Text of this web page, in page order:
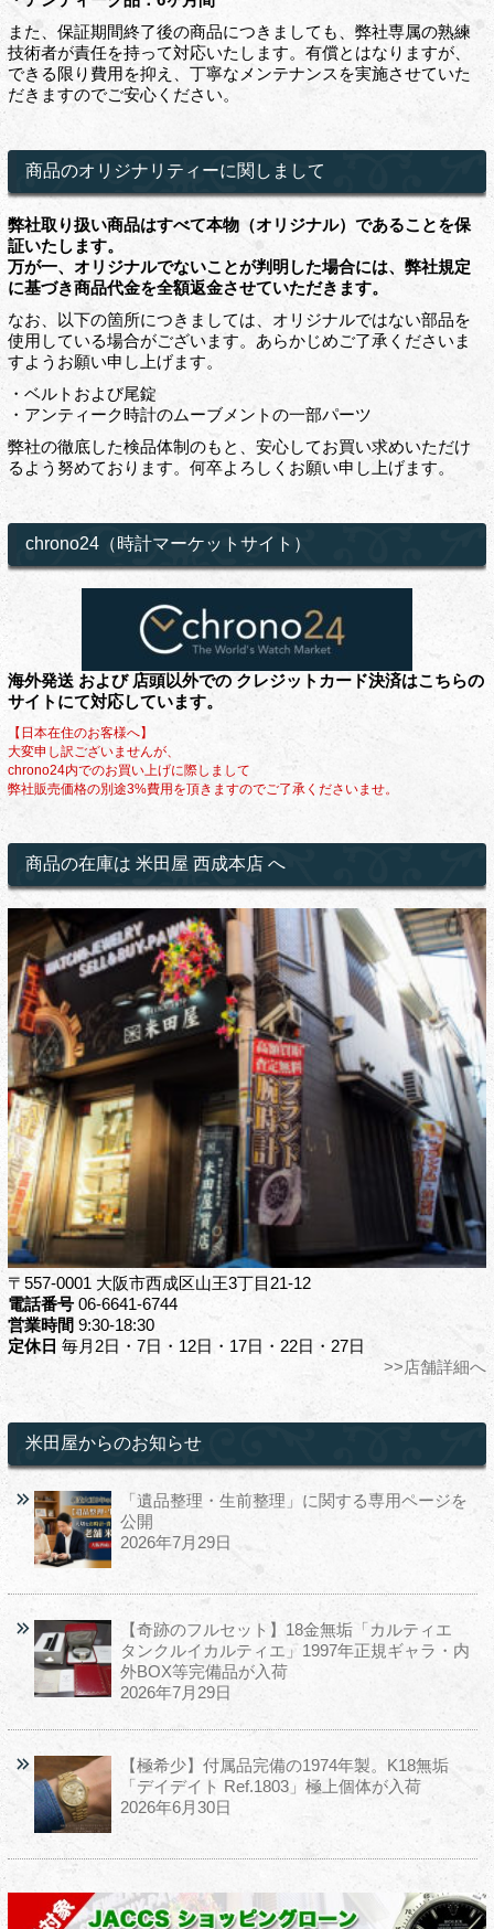
また、保証期間終了後の商品につきましても、弊社専属の熟練
技術者が責任を持って対応いたします。有償とはなりますが、
できる限り費用を抑え、丁寧なメンテナンスを実施させていた
だきますのでご安心ください。
商品のオリジナリティーに関しまして
弊社取り扱い商品はすべて本物（オリジナル）であることを保
証いたします。
万が一、オリジナルでないことが判明した場合には、弊社規定
に基づき商品代金を全額返金させていただきます。
なお、以下の箇所につきましては、オリジナルではない部品を
使用している場合がございます。あらかじめご了承くださいま
すようお願い申し上げます。
・ベルトおよび尾錠
・アンティーク時計のムーブメントの一部パーツ
弊社の徹底した検品体制のもと、安心してお買い求めいただけ
るよう努めております。何卒よろしくお願い申し上げます。
chrono24（時計マーケットサイト）
海外発送 および 店頭以外での クレジットカード決済はこちらの
サイトにて対応しています。
【日本在住のお客様へ】
大変申し訳ございませんが、
chrono24内でのお買い上げに際しまして
弊社販売価格の別途3%費用を頂きますのでご了承くださいませ。
商品の在庫は 米田屋 西成本店 へ
〒557-0001 大阪市西成区山王3丁目21-12
電話番号06-6641-6744
営業時間 9:30-18:30
定休日 毎月2日・7日・12日・17日・22日・27日
>>店舗詳細へ
米田屋からのお知らせ
「遺品整理・生前整理」に関する専用ページを
公開
2026年7月29日
【奇跡のフルセット】18金無垢「カルティエ
タンクルイカルティエ」1997年正規ギャラ・内
外BOX等完備品が入荷
2026年7月29日
【極希少】付属品完備の1974年製。K18無垢
「デイデイト Ref.1803」極上個体が入荷
2026年6月30日